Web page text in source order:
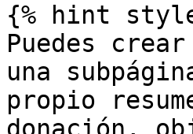
{% hint
Puedes
una
propio